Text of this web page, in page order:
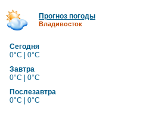
Прогноз погоды
Владивосток
Сегодня
0°C | 0°C
Завтра
0°C | 0°C
Послезавтра
0°C | 0°C